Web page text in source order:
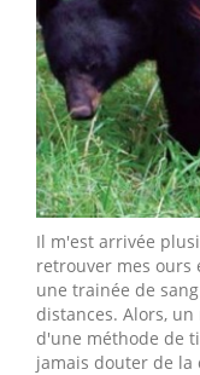
Il m'est arrivée
retrouver mes
une trainée de
distances. Alors,
d'une méthode de
jamais douter de la